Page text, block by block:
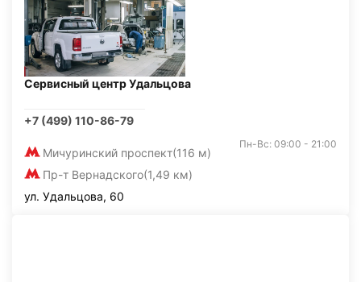
Сервисный центр Удальцова
+7 (499) 110-86-79
Мичуринский проспект(116 м)
Пр-т Вернадского(1,49 км)
Пн-Вс: 09:00 - 21:00
ул. Удальцова, 60